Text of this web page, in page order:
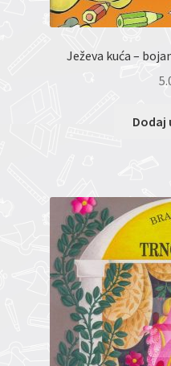
Ježeva kuća –
Dodaj